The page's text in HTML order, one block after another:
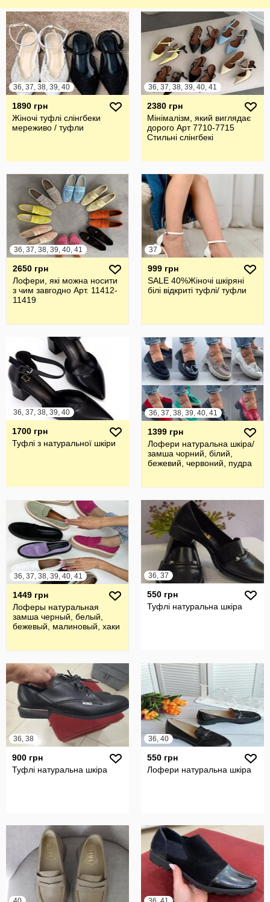
36, 37, 38, 39, 40
1890 грн
Жіночі туфлі слінгбеки
мереживо / туфли
36, 37, 38, 39, 40, 41
2380 грн
Мінімалізм, який виглядає
дорого Арт 7710-7715
Стильні слінгбекі
36, 37, 38, 39, 40, 41
2650 грн
Лофери, які можна носити
з чим завгодно Арт. 11412-
11419
37
999 грн
SALE 40%Жіночі шкіряні
білі відкриті туфлі/ туфли
36, 37, 38, 39, 40
1700 грн
Туфлі з натуральної шкіри
36, 37, 38, 39, 40, 41
1399 грн
Лофери натуральна шкіра/
замша чорний, білий,
бежевий, червоний, пудра
36, 37, 38, 39, 40, 41
1449 грн
Лоферы натуральная
замша черный, белый,
бежевый, малиновый, хаки
36, 37
550 грн
Туфлі натуральна шкіра
36, 38
900 грн
Туфлі натуральна шкіра
36, 40
550 грн
Лофери натуральна шкіра